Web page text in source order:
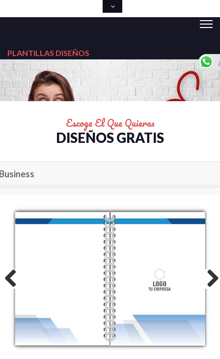
PLANTILLAS DISEÑOS
Escoge El Que Quieras
DISEÑOS GRATIS